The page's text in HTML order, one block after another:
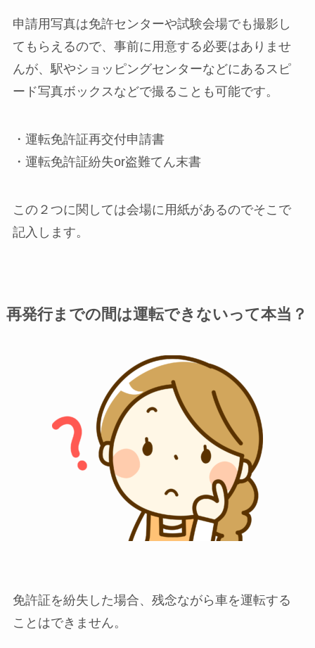
申請用写真は免許センターや試験会場でも撮影し
てもらえるので、事前に用意する必要はありませ
んが、駅やショッピングセンターなどにあるスピ
ード写真ボックスなどで撮ることも可能です。
・運転免許証再交付申請書
・運転免許証紛失or盗難てん末書
この２つに関しては会場に用紙があるのでそこで
記入します。
再発行までの間は運転できないって本当？
免許証を紛失した場合、残念ながら車を運転する
ことはできません。